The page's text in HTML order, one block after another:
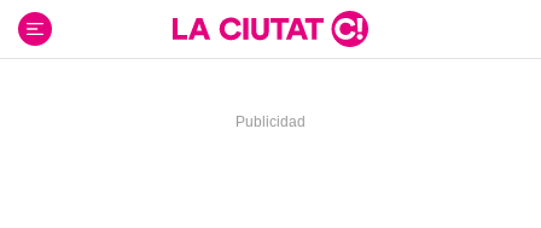
contenido